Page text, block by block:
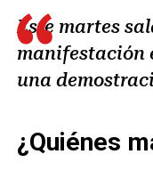
Este martes
manifestación
una
¿Quiénes